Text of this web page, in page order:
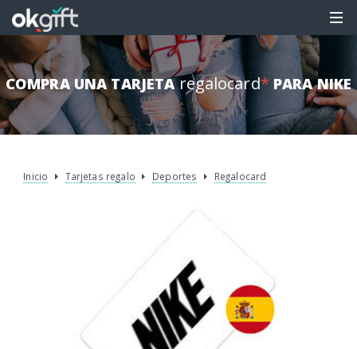
COMPRA UNA TARJETAregalocard* PARA NIKE
Inicio Tarjetas regalo Deportes Regalocard